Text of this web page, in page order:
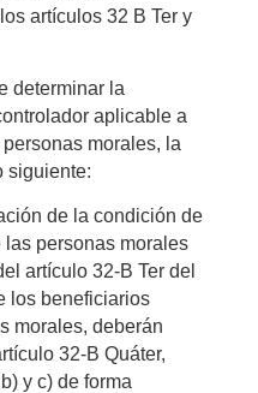
artículos 32 B Ter y
determinar la
aplicable a
morales, la
siguiente:
de la condición de
personas morales
artículo 32-B Ter del
los beneficiarios
morales, deberán
32-B Quáter,
y c) de forma